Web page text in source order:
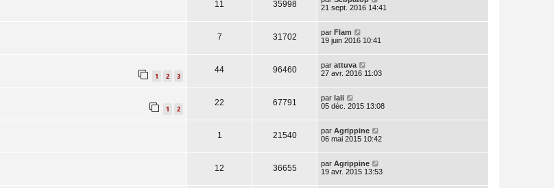
11 35998
21 sept. 2016 14:41
7 31702 par Flam
19 juin 2016 10:41
1 2 3
44 96460 par attuva
27 avr. 2016 11:03
1 2
22 67791 par lali
05 déc. 2015 13:08
1 21540 par Agrippine
06 mai 2015 10:42
12 36655 par Agrippine
19 avr. 2015 13:53